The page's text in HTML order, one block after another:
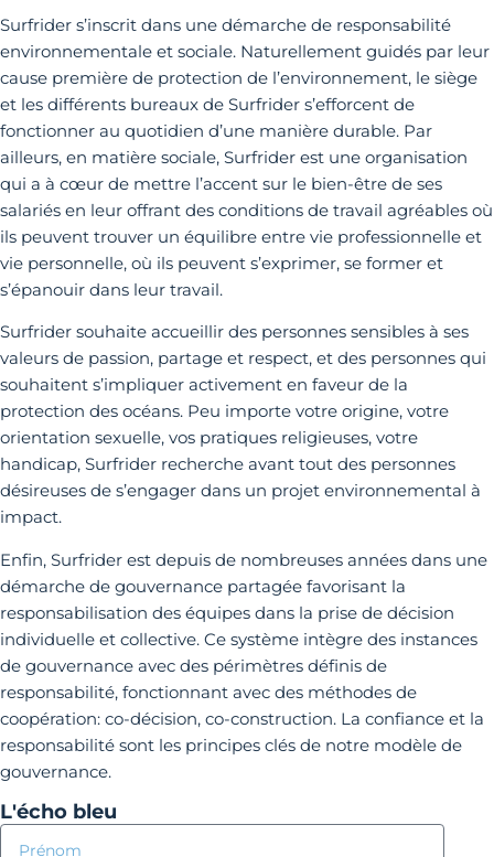
Surfrider s’inscrit dans une démarche de responsabilité
environnementale et sociale. Naturellement guidés par leur
cause première de protection de l’environnement, le siège
et les différents bureaux de Surfrider s’efforcent de
fonctionner au quotidien d’une manière durable. Par
ailleurs, en matière sociale, Surfrider est une organisation
qui a à cœur de mettre l’accent sur le bien-être de ses
salariés en leur offrant des conditions de travail agréables où
ils peuvent trouver un équilibre entre vie professionnelle et
vie personnelle, où ils peuvent s’exprimer, se former et
s’épanouir dans leur travail.
Surfrider souhaite accueillir des personnes sensibles à ses
valeurs de passion, partage et respect, et des personnes qui
souhaitent s’impliquer activement en faveur de la
protection des océans. Peu importe votre origine, votre
orientation sexuelle, vos pratiques religieuses, votre
handicap, Surfrider recherche avant tout des personnes
désireuses de s’engager dans un projet environnemental à
impact.
Enfin, Surfrider est depuis de nombreuses années dans une
démarche de gouvernance partagée favorisant la
responsabilisation des équipes dans la prise de décision
individuelle et collective. Ce système intègre des instances
de gouvernance avec des périmètres définis de
responsabilité, fonctionnant avec des méthodes de
coopération: co-décision, co-construction. La confiance et la
responsabilité sont les principes clés de notre modèle de
gouvernance.
L'écho bleu